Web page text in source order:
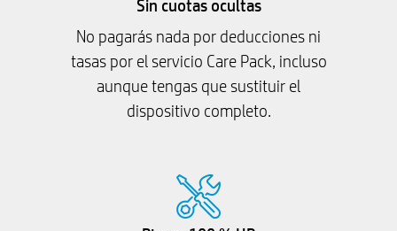
Sin cuotas ocultas
No pagarás nada por deducciones ni
tasas por el servicio Care Pack, incluso
aunque tengas que sustituir el
dispositivo completo.